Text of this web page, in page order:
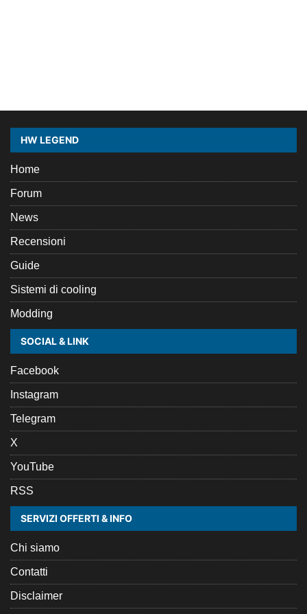
HW LEGEND
Home
Forum
News
Recensioni
Guide
Sistemi di cooling
Modding
SOCIAL & LINK
Facebook
Instagram
Telegram
X
YouTube
RSS
SERVIZI OFFERTI & INFO
Chi siamo
Contatti
Disclaimer